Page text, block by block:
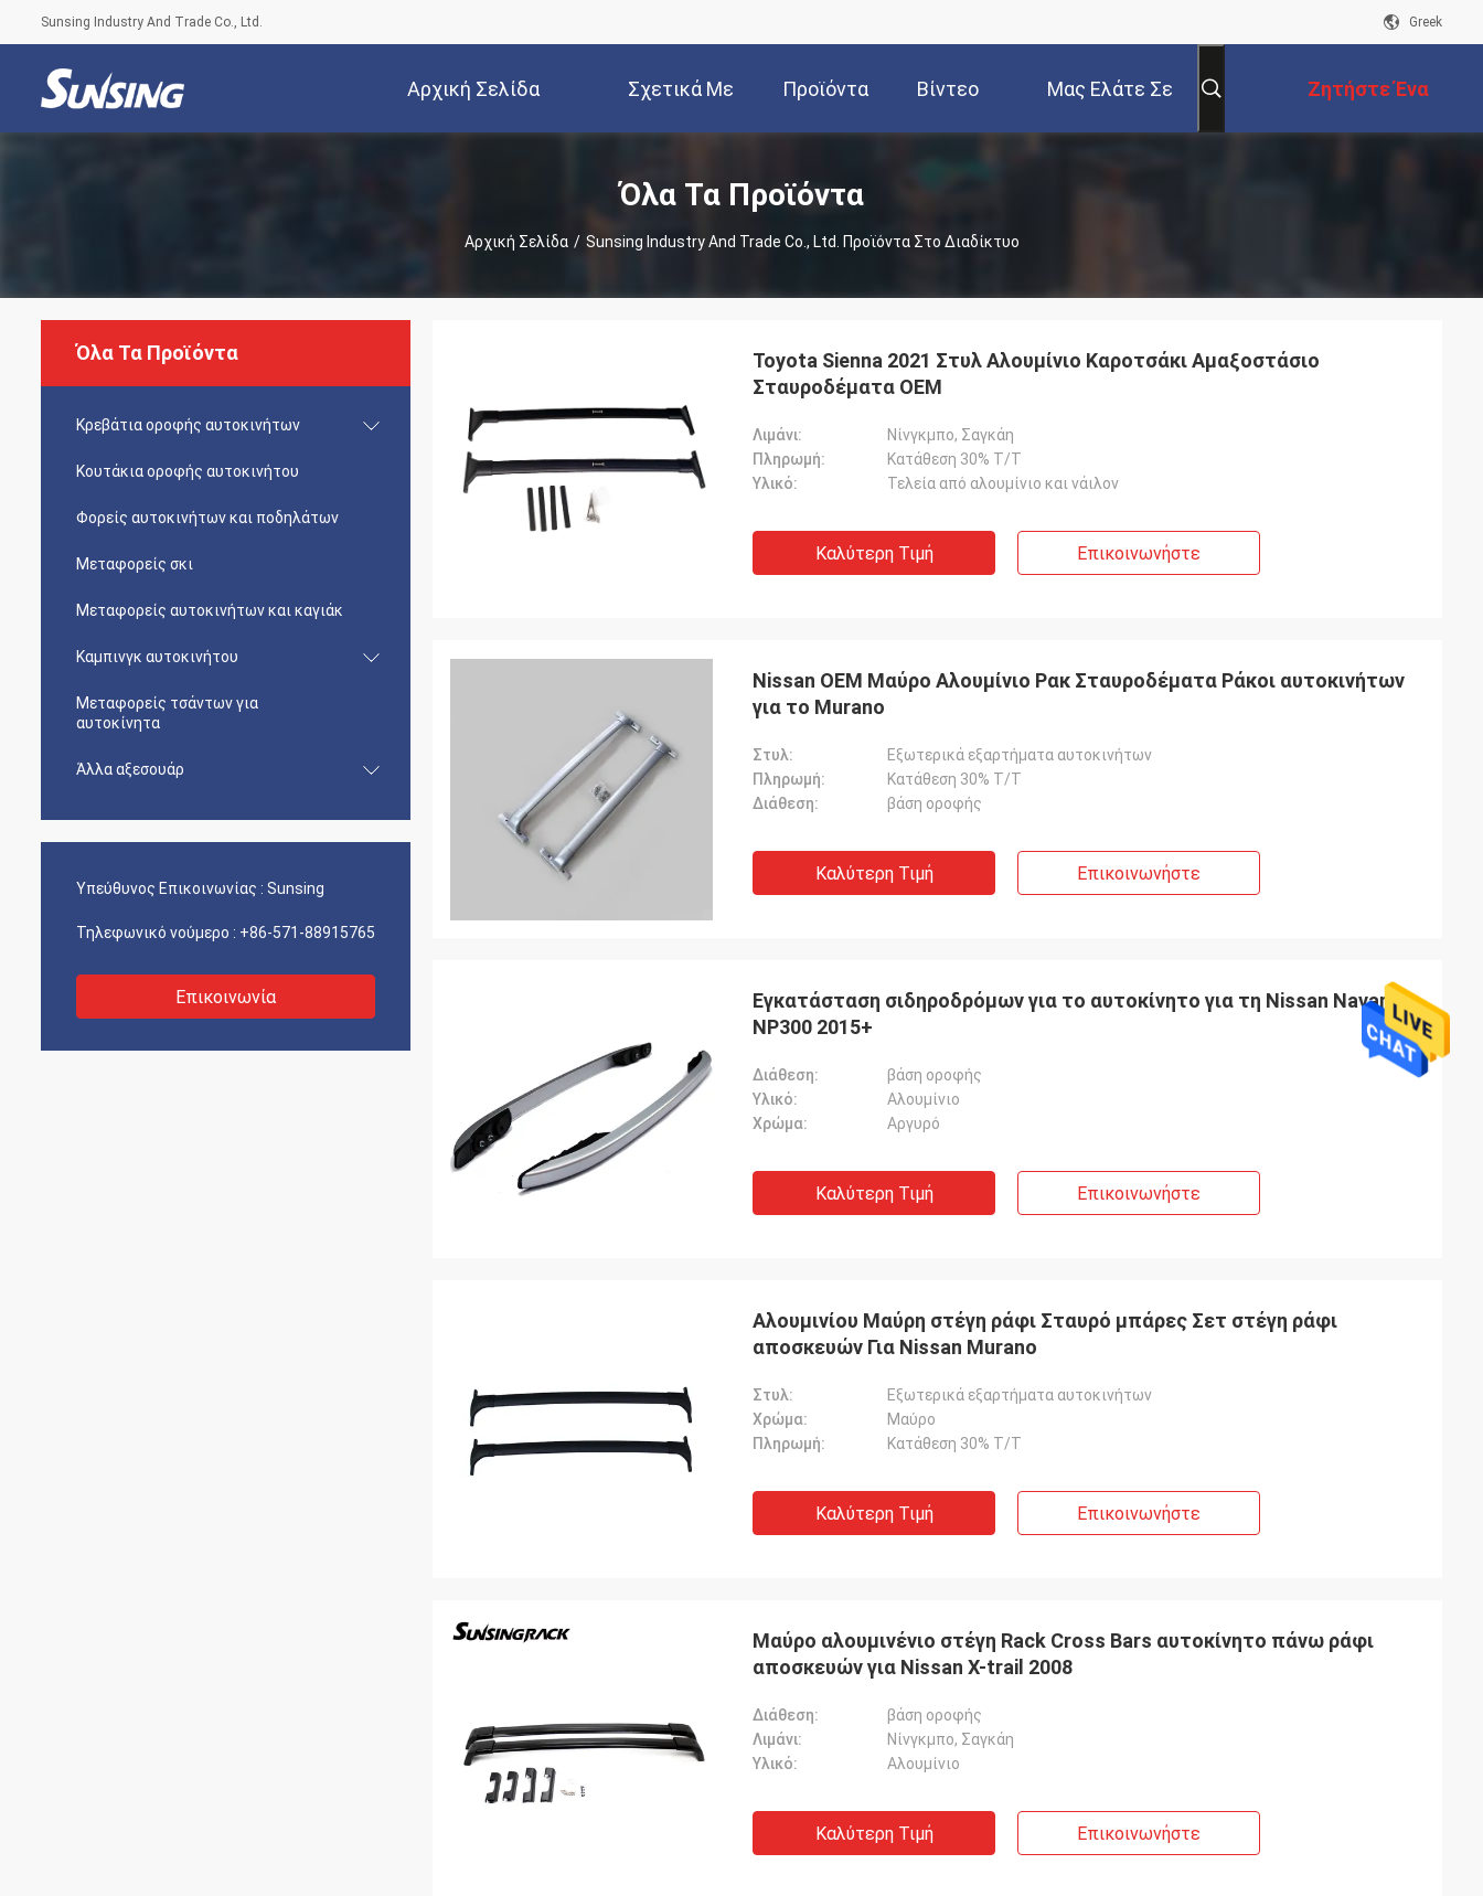
Sunsing Industry And Trade Co., Ltd. Greek
Αρχική Σελίδα Σχετικά Με
Εμάς
Προϊόντα Βίντεο Μας Ελάτε Σε Ζητήστε Ένα
Απόσπασμα
Όλα Τα Προϊόντα
Αρχική Σελίδα / Sunsing Industry And Trade Co., Ltd. Προϊόντα Στο Διαδίκτυο
Όλα Τα Προϊόντα
Κρεβάτια οροφής αυτοκινήτων
Κουτάκια οροφής αυτοκινήτου
Φορείς αυτοκινήτων και ποδηλάτων
Μεταφορείς σκι
Μεταφορείς αυτοκινήτων και καγιάκ
Καμπινγκ αυτοκινήτου
Μεταφορείς τσάντων για
αυτοκίνητα
Άλλα αξεσουάρ
Υπεύθυνος Επικοινωνίας : Sunsing
Τηλεφωνικό νούμερο : +86-571-88915765
Επικοινωνία
Toyota Sienna 2021 Στυλ Αλουμίνιο Καροτσάκι Αμαξοστάσιο
Σταυροδέματα OEM
Λιμάνι:
Νίνγκμπο, Σαγκάη
Πληρωμή:
Κατάθεση 30% T/T
Υλικό:
Τελεία από αλουμίνιο και νάιλον
Καλύτερη Τιμή Επικοινωνήστε
Nissan OEM Μαύρο Αλουμίνιο Ρακ Σταυροδέματα Ράκοι αυτοκινήτων
για το Murano
Στυλ:
Εξωτερικά εξαρτήματα αυτοκινήτων
Πληρωμή:
Κατάθεση 30% T/T
Διάθεση:
βάση οροφής
Καλύτερη Τιμή Επικοινωνήστε
Εγκατάσταση σιδηροδρόμων για το αυτοκίνητο για τη Nissan Navara
NP300 2015+
Διάθεση:
βάση οροφής
Υλικό:
Αλουμίνιο
Χρώμα:
Αργυρό
Καλύτερη Τιμή Επικοινωνήστε
Αλουμινίου Μαύρη στέγη ράφι Σταυρό μπάρες Σετ στέγη ράφι
αποσκευών Για Nissan Murano
Στυλ:
Εξωτερικά εξαρτήματα αυτοκινήτων
Χρώμα:
Μαύρο
Πληρωμή:
Κατάθεση 30% T/T
Καλύτερη Τιμή Επικοινωνήστε
Μαύρο αλουμινένιο στέγη Rack Cross Bars αυτοκίνητο πάνω ράφι
αποσκευών για Nissan X-trail 2008
Διάθεση:
βάση οροφής
Λιμάνι:
Νίνγκμπο, Σαγκάη
Υλικό:
Αλουμίνιο
Καλύτερη Τιμή Επικοινωνήστε